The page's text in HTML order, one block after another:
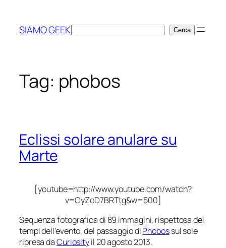
contenuto
SIAMO GEEKCerca Cerca
Tag: phobos
Eclissi solare anulare su
Marte
[youtube=http://www.youtube.com/watch?
v=OyZoD7BRTtg&w=500]
Sequenza fotografica di 89 immagini, rispettosa dei
tempi dell’evento, del passaggio diPhobossul sole
ripresa daCuriosityil 20 agosto 2013.